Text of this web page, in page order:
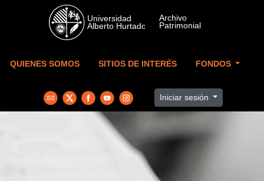
Skip to main content
QUIENES SOMOS SITIOS DE INTERÉS FONDOS
Iniciar sesión